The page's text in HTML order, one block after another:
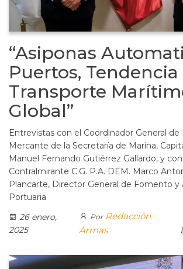
“Asiponas
Puertos, Tendencia
Transporte
Global”
Entrevistas con el Coordinador General
Mercante de la Secretaría de Marina,
Manuel Fernando Gutiérrez Gallardo, y
Contralmirante C.G. P.A. DEM. Marco
Plancarte, Director General de Fomento y
Portuaria
26 enero,
2025
Por Redacción
Armas